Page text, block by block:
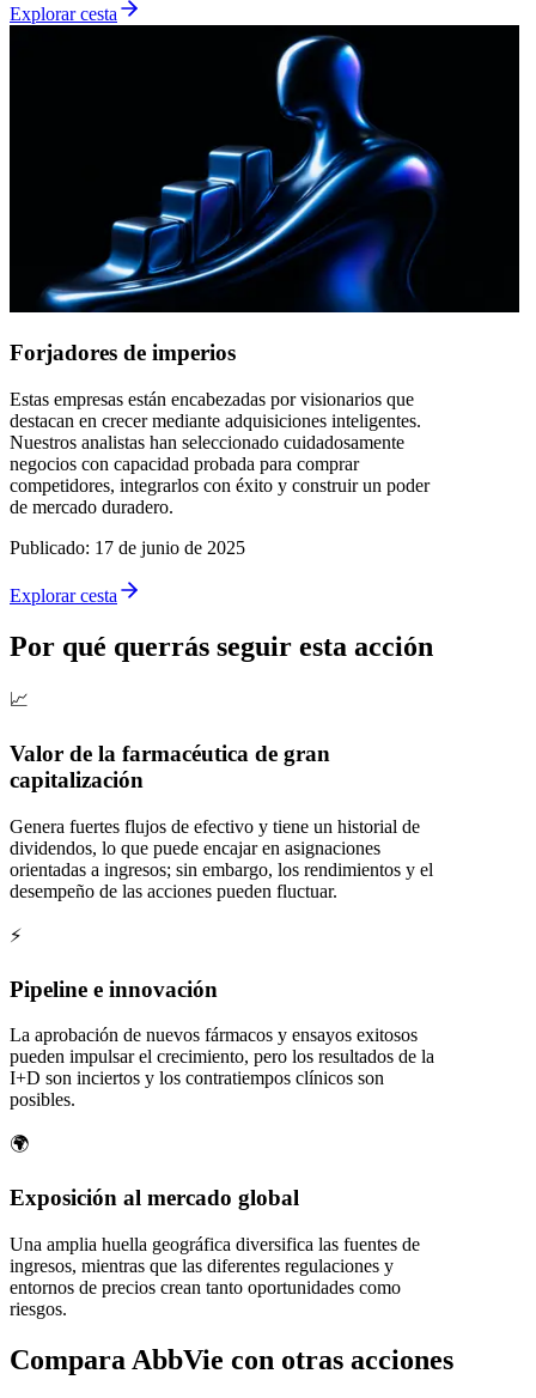
Explorar cesta
Forjadores de imperios
Estas empresas están encabezadas por visionarios que
destacan en crecer mediante adquisiciones inteligentes.
Nuestros analistas han seleccionado cuidadosamente
negocios con capacidad probada para comprar
competidores, integrarlos con éxito y construir un poder
de mercado duradero.
Publicado: 17 de junio de 2025
Explorar cesta
Por qué querrás seguir esta acción
📈
Valor de la farmacéutica de gran
capitalización
Genera fuertes flujos de efectivo y tiene un historial de
dividendos, lo que puede encajar en asignaciones
orientadas a ingresos; sin embargo, los rendimientos y el
desempeño de las acciones pueden fluctuar.
⚡
Pipeline e innovación
La aprobación de nuevos fármacos y ensayos exitosos
pueden impulsar el crecimiento, pero los resultados de la
I+D son inciertos y los contratiempos clínicos son
posibles.
🌍
Exposición al mercado global
Una amplia huella geográfica diversifica las fuentes de
ingresos, mientras que las diferentes regulaciones y
entornos de precios crean tanto oportunidades como
riesgos.
Compara AbbVie con otras acciones